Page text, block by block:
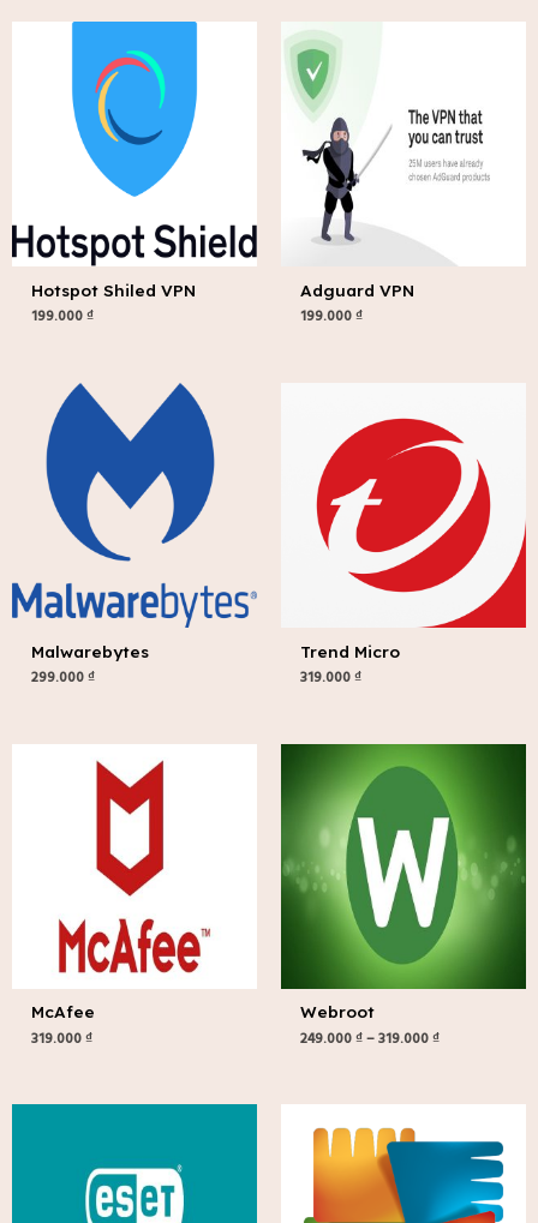
Hotspot Shiled VPN
199.000₫
Adguard VPN
199.000₫
Malwarebytes
299.000₫
Trend Micro
319.000₫
McAfee
319.000₫
Webroot
249.000₫–319.000₫
Khoảng
từ
249.000 ₫
đến
319.000 ₫
từ
249.000 ₫
đến
399.000 ₫